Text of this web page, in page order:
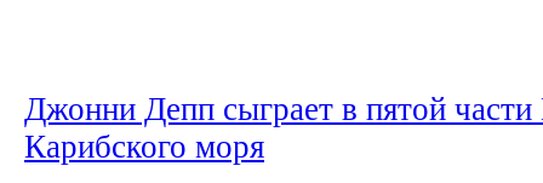
Джонни Депп сыграет в пятой
Карибского моря